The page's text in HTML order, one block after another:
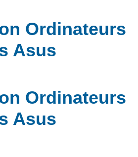
Ordinateurs
Asus
Ordinateurs
Asus